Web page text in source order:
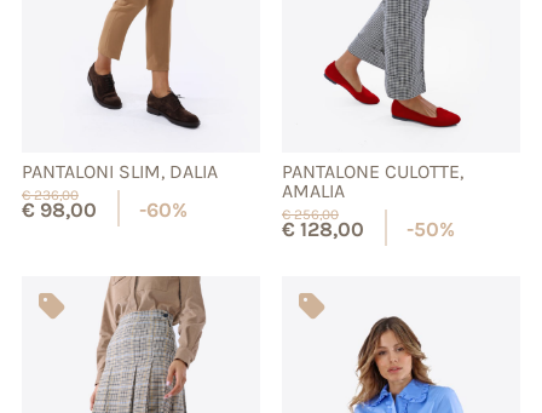
PANTALONI SLIM, DALIA
€236,00
€98,00 -60%
PANTALONE CULOTTE,
AMALIA
€256,00
€128,00 -50%